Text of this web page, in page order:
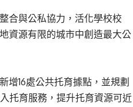
合與公私協力，活化學校校
資源有限的城市中創造最大公
增16處公共托育據點，並規劃
托育服務，提升托育資源可近